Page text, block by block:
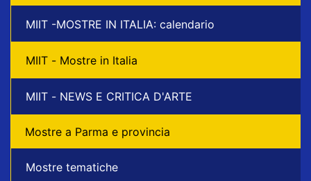
MIIT -MOSTRE IN ITALIA: calendario
MIIT - Mostre in Italia
MIIT - NEWS E CRITICA D'ARTE
Mostre a Parma e provincia
Mostre tematiche